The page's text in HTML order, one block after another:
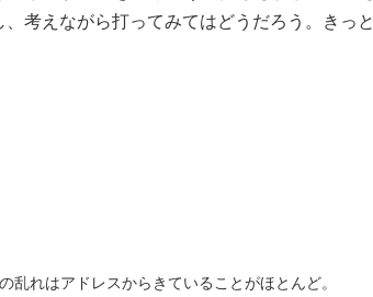
考えながら打ってみてはどうだろう。きっ
乱れはアドレスからきていることがほとんど。